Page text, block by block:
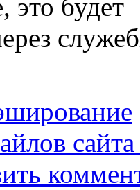
это будет
сайта